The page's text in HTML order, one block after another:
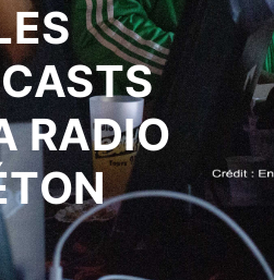
RADIO